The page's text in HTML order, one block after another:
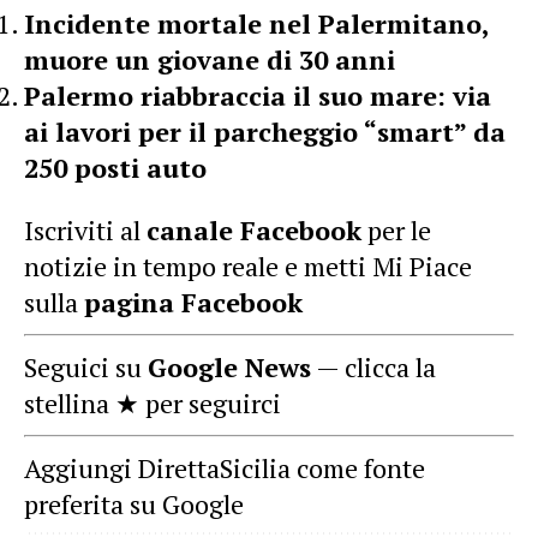
Incidente mortale nel Palermitano,
muore un giovane di 30 anni
Palermo riabbraccia il suo mare: via
ai lavori per il parcheggio “smart” da
250 posti auto
Iscriviti al canale Facebookper le
notizie in tempo reale e metti Mi Piace
sullapagina Facebook
Seguici su Google News — clicca la
stellina ★ per seguirci
Aggiungi DirettaSicilia come fonte
preferita su Google